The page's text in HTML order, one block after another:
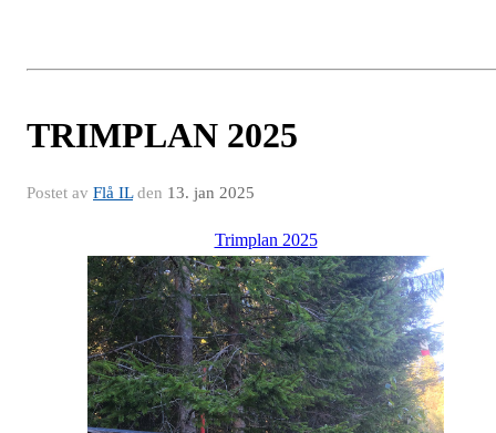
TRIMPLAN 2025
Postet av Flå ILden 13. jan 2025
Trimplan 2025